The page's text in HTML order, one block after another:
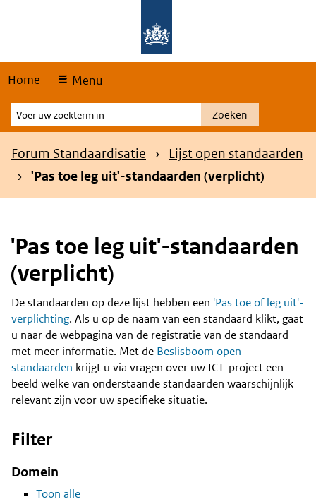
Home Menu
Voer
uw
zoekterm
Zoeken
Kruimelpad
Forum Standaardisatie
Lijst open standaarden
'Pas toe leg uit'-standaarden (verplicht)
'Pas toe leg uit'-standaarden
(verplicht)
Content
De standaarden op deze lijst hebben een 'Pas toe of leg uit'-
verplichting. Als u op de naam van een standaard klikt, gaat
u naar de webpagina van de registratie van de standaard
met meer informatie. Met de Beslisboom open
standaarden krijgt u via vragen over uw ICT-project een
beeld welke van onderstaande standaarden waarschijnlijk
relevant zijn voor uw specifieke situatie.
Filter
Domein
Toon alle